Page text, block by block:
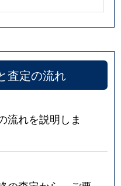
査定の流れ
流れを説明しま